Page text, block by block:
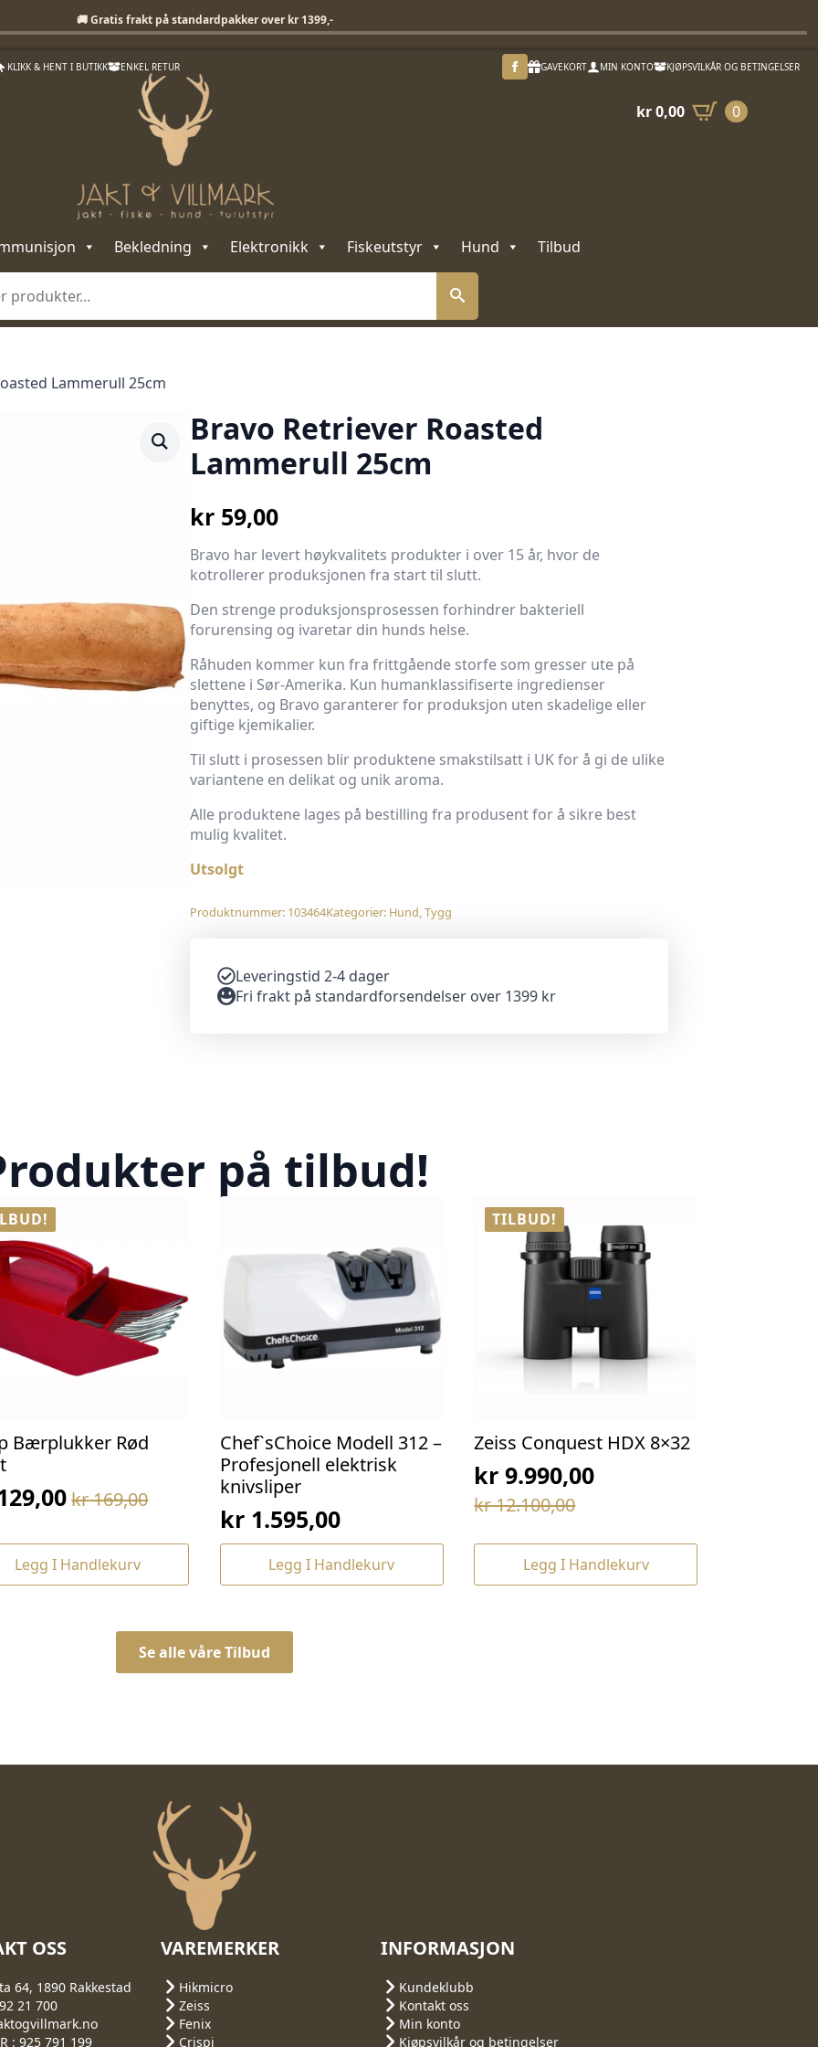
KLIKK & HENT I BUTIKK ENKEL RETUR GAVEKORT MIN KONTO KJØPSVILKÅR OG BETINGELSER
kr0,00 0
Bekledning Elektronikk Fiskeutstyr Hund
Tilbud
Lammerull 25cm
Bravo Retriever Roasted
Lammerull 25cm
kr 59,00
Bravo har levert høykvalitets produkter i over 15 år, hvor de
kotrollerer produksjonen fra start til slutt.
Den strenge produksjonsprosessen forhindrer bakteriell
forurensing og ivaretar din hunds helse.
Råhuden kommer kun fra frittgående storfe som gresser ute på
slettene i Sør-Amerika. Kun humanklassifiserte ingredienser
benyttes, og Bravo garanterer for produksjon uten skadelige eller
giftige kjemikalier.
Til slutt i prosessen blir produktene smakstilsatt i UK for å gi de ulike
variantene en delikat og unik aroma.
Alle produktene lages på bestilling fra produsent for å sikre best
mulig kvalitet.
Utsolgt
Produktnummer: 103464Kategorier: Hund,Tygg
Leveringstid 2-4 dager
Fri frakt på standardforsendelser over 1399 kr
på tilbud!
Bærplukker Rød
kr169,00
Legg I Handlekurv
Chef`sChoice Modell 312 –
Profesjonell elektrisk
knivsliper
kr1.595,00
Legg I Handlekurv
TILBUD!
Zeiss Conquest HDX 8×32
kr12.100,00
Opprinnelig
var:
kr 12.100,00.
kr 9.990,00
Nåværende
er:
kr 9.990,00.
Legg I Handlekurv
Se alle våre Tilbud
OSS
64, 1890 Rakkestad
21 700
: 925 791 199
VAREMERKER
Hikmicro
Zeiss
Fenix
Crispi
INFORMASJON
Kundeklubb
Kontakt oss
Min konto
Kjøpsvilkår og betingelser
🚚 Gratis frakt på standardpakker over kr 1399,-